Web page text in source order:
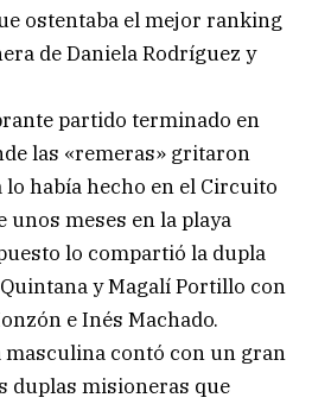
ostentaba el mejor ranking
de Daniela Rodríguez y
partido terminado en
las «remeras» gritaron
lo había hecho en el Circuito
unos meses en la playa
lo compartió la dupla
y Magalí Portillo con
e Inés Machado.
masculina contó con un gran
duplas misioneras que